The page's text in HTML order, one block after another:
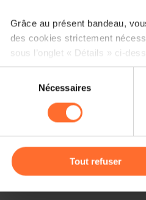
Grâce au présent bandeau,
des cookies strictement
sous l’onglet « Détails » ci-
Il est précisé que la
cas de refus de tous les
gauche de chaque page.
consentement
Nécessaires
Tout refuser